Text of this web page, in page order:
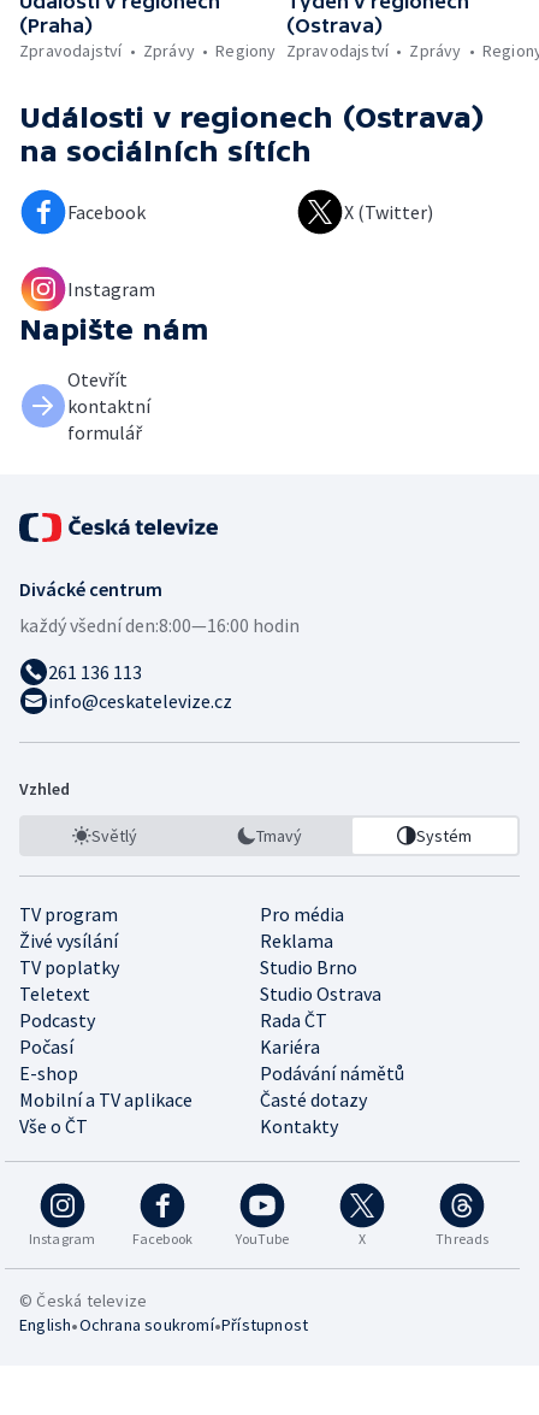
(Praha)
Zpravodajství
Zprávy Regiony
(Ostrava)
Zpravodajství
Zprávy
Události v regionech (Ostrava)
na sociálních sítích
Facebook X (Twitter)
Instagram
Napište nám
Otevřít
kontaktní
formulář
Divácké centrum
každý všední den:8:00—16:00 hodin
261 136 113
info@ceskatelevize.cz
Vzhled
Světlý Tmavý Systém
TV program
Pro média
Živé vysílání
Reklama
TV poplatky
Studio Brno
Teletext
Studio Ostrava
Podcasty
Rada ČT
Počasí
Kariéra
E-shop
Podávání námětů
Mobilní a TV aplikace
Časté dotazy
Vše o ČT
Kontakty
Instagram Facebook YouTube X Threads
© Česká televize
English•Ochrana soukromí•Přístupnost